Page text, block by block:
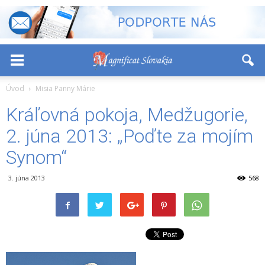
Úvod Misia Panny Márie
Kráľovná pokoja, Medžugorie,
2. júna 2013: „Poďte za mojím
Synom“
3. júna 2013 568
+